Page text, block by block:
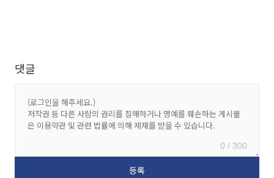
댓글
0 / 300